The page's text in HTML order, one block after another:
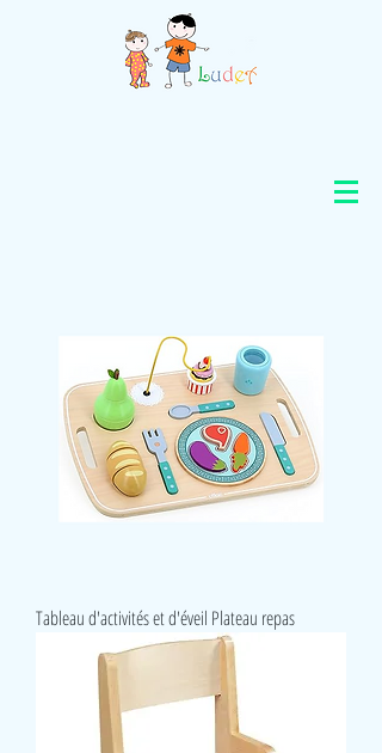
Tableau d'activités et d'éveil Plateau repas